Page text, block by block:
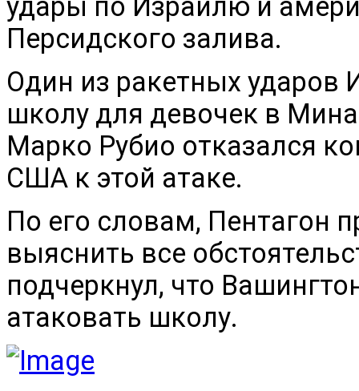
Персидского залива.
Один из ракетных
школу для девочек в
Марко Рубио отказался
США к этой атаке.
По его словам, Пентагон
выяснить все
подчеркнул, что
атаковать школу.